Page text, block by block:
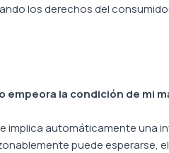
los derechos del
empeora la condición de mi
implica automáticamente una
puede esperarse,